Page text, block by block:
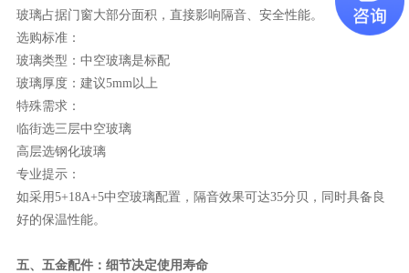
玻璃占据门窗大部分面积，直接影响隔音、安全性能。
选购标准：
玻璃类型：中空玻璃是标配
玻璃厚度：建议5mm以上
特殊需求：
临街选三层中空玻璃
高层选钢化玻璃
专业提示：
如采用5+18A+5中空玻璃配置，隔音效果可达35分贝，同时具备良
好的保温性能。
五、五金配件：细节决定使用寿命